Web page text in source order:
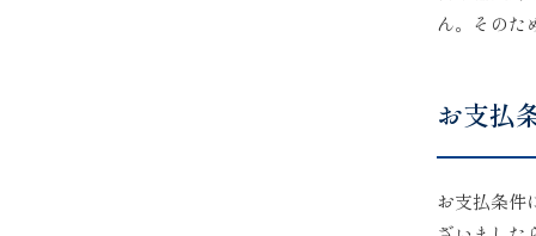
ん。そのた
お支払
お支払条件